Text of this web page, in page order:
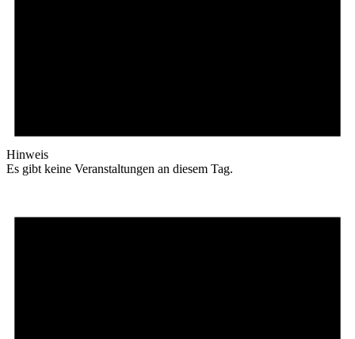
Hinweis
Es gibt keine Veranstaltungen an diesem Tag.